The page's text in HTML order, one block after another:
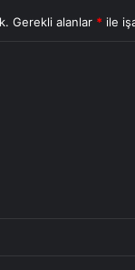
Gerekli alanlar * ile